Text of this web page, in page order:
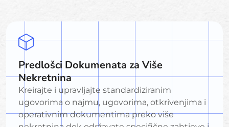
Predlošci Dokumenata za Više
Nekretnina
Kreirajte i upravljajte standardiziranim
ugovorima o najmu, ugovorima, otkrivenjima i
operativnim dokumentima preko više